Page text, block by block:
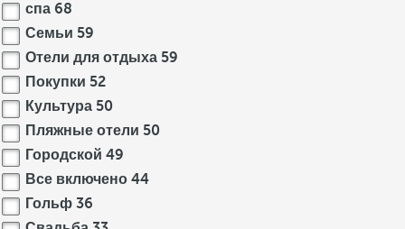
спа 68
Семьи 59
Отели для отдыха 59
Покупки 52
Культура 50
Пляжные отели 50
Городской 49
Все включено 44
Гольф 36